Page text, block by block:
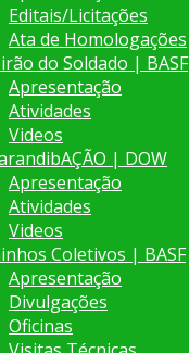
Editais/Licitações
Ata de Homologações
do Soldado | BASF
Apresentação
Atividades
Videos
| DOW
Apresentação
Atividades
Videos
Coletivos | BASF
Apresentação
Divulgações
Oficinas